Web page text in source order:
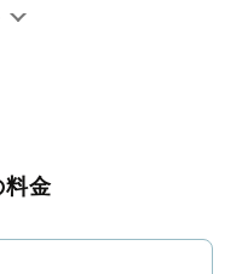
経っても見返したくなるよ
国47都道府県に在籍してい
思い出に残る素敵な撮影体
料金